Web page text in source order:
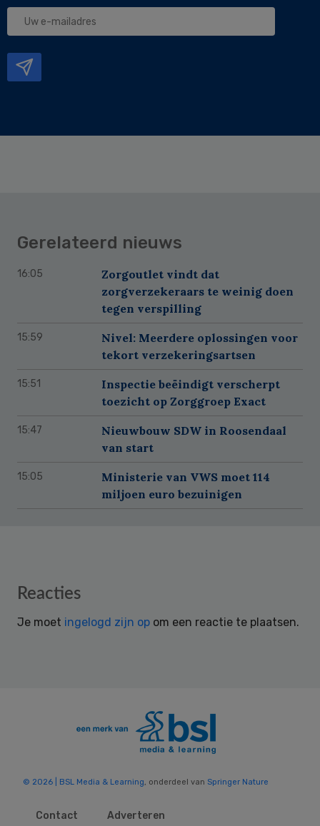
Uw
Gerelateerd nieuws
16:05
Zorgoutlet vindt dat
zorgverzekeraars te weinig doen
tegen verspilling
15:59
Nivel: Meerdere oplossingen voor
tekort verzekeringsartsen
15:51
Inspectie beëindigt verscherpt
toezicht op Zorggroep Exact
15:47
Nieuwbouw SDW in Roosendaal
van start
15:05
Ministerie van VWS moet 114
miljoen euro bezuinigen
Reader
Reacties
Je moet ingelogd zijn op om een reactie te plaatsen.
© 2026 | BSL Media & Learning , onderdeel van Springer Nature
Contact Adverteren